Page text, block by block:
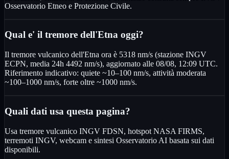
Osservatorio Etneo e Protezione Civile.
Qual e' il tremore dell'Etna oggi?
Il tremore vulcanico dell'Etna ora è 5318 nm/s (stazione INGV
ECPN, media 24h 4492 nm/s), aggiornato alle 08/08, 12:09 UTC.
Riferimento indicativo: quiete ~10–100 nm/s, attività moderata
~100–1000 nm/s, forte oltre ~1000 nm/s.
Quali dati usa questa pagina?
Usa tremore vulcanico INGV FDSN, hotspot NASA FIRMS,
terremoti INGV, webcam e sintesi Osservatorio AI basata sui dati
disponibili.